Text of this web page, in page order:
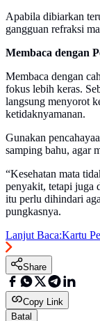
Apabila dibiarkan
gangguan refraksi
Membaca dengan
Membaca dengan
fokus lebih keras.
langsung menyorot
ketidaknyamanan.
Gunakan
samping bahu, agar
“Kesehatan mata
penyakit, tetapi juga
itu perlu dihindari
pungkasnya.
Lanjut Baca:Kartu
Share
Copy Link
Batal